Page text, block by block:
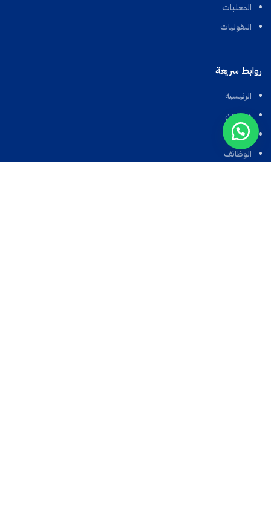
المعلبات
البقوليات
روابط سريعة
الرئيسية
من نحن
المتجر
الوظائف